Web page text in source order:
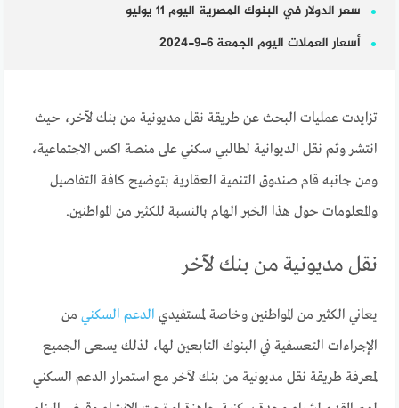
سعر الدولار في البنوك المصرية اليوم 11 يوليو
أسعار العملات اليوم الجمعة 6-9-2024
تزايدت عمليات البحث عن طريقة نقل مديونية من بنك لآخر، حيث
انتشر وثم نقل الديوانية لطالبي سكني على منصة اكس الاجتماعية،
ومن جانبه قام صندوق التنمية العقارية بتوضيح كافة التفاصيل
والمعلومات حول هذا الخبر الهام بالنسبة للكثير من المواطنين.
نقل مديونية من بنك لآخر
يعاني الكثير من المواطنين وخاصة لمستفيدي الدعم السكني من
الإجراءات التعسفية في البنوك التابعين لها، لذلك يسعى الجميع
لمعرفة طريقة نقل مديونية من بنك لآخر مع استمرار الدعم السكني